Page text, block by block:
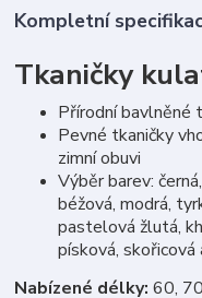
Kompletní
Tkaničky
Přírodní bavlněné
Pevné tkaničky
zimní obuvi
Výběr barev:
béžová, modrá,
pastelová žlutá,
písková, skořicová
Nabízené délky: 60,